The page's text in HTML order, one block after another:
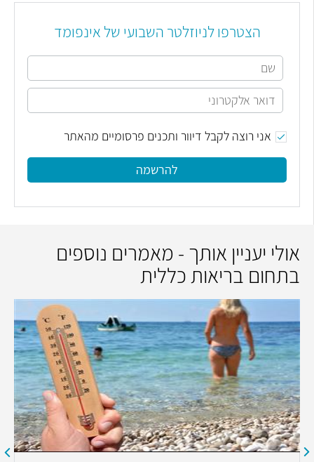
הצטרפו לניוזלטר השבועי של אינפומד
אני רוצה לקבל דיוור ותכנים פרסומיים מהאתר
להרשמה
אולי יעניין אותך - מאמרים נוספים
בתחום בריאות כללית